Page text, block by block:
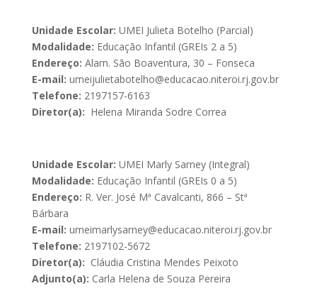
Unidade Escolar: UMEI Julieta Botelho (Parcial)
Modalidade: Educação Infantil (GREIs 2 a 5)
Endereço: Alam. São Boaventura, 30 – Fonseca
E-mail: umeijulietabotelho@educacao.niteroi.rj.gov.br
Telefone: 2197157-6163
Diretor(a): Helena Miranda Sodre Correa
Unidade Escolar: UMEI Marly Sarney (Integral)
Modalidade: Educação Infantil (GREIs 0 a 5)
Endereço: R. Ver. José Mª Cavalcanti, 866 – Stª
Bárbara
E-mail: umeimarlysarney@educacao.niteroi.rj.gov.br
Telefone: 2197102-5672
Diretor(a): Cláudia Cristina Mendes Peixoto
Adjunto(a): Carla Helena de Souza Pereira